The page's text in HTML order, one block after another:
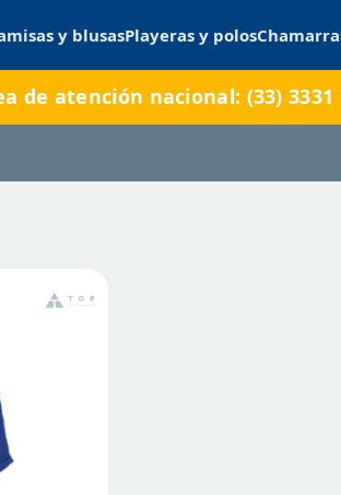
y blusasPlayeras y polos
de atención nacional: (33) 3331